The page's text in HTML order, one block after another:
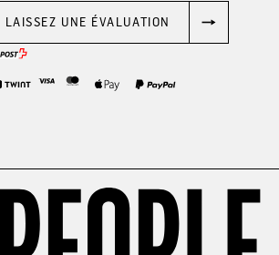
LAISSEZ UNE ÉVALUATION